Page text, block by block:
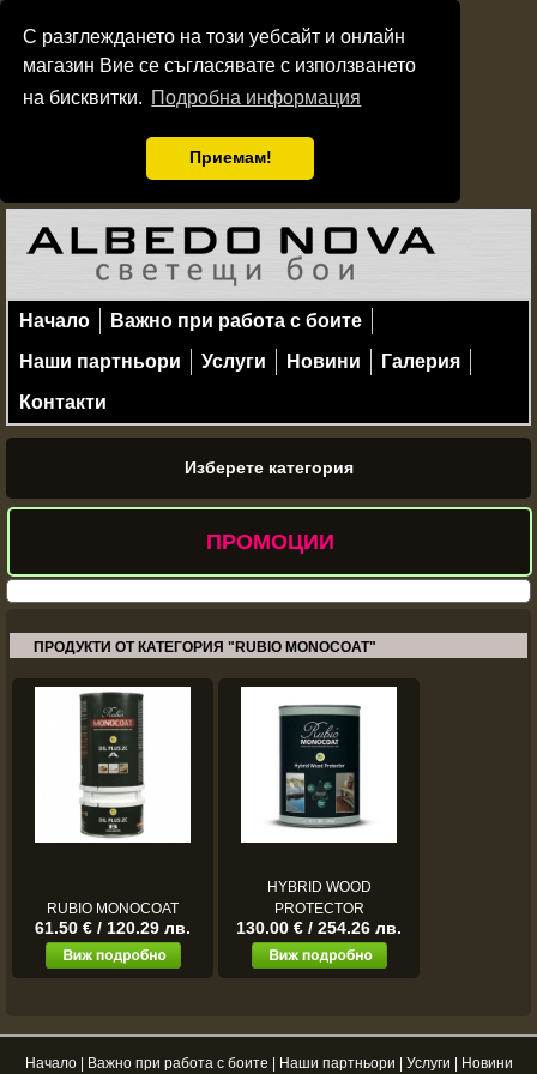
С разглеждането на този уебсайт и онлайн
магазин Вие се съгласявате с използването
на бисквитки. Подробна информация
Приемам!
Начало
Важно при работа с боите
Наши партньори
Услуги Новини
Галерия
Контакти
Изберете категория
ПРОМОЦИИ
ПРОДУКТИ ОТ КАТЕГОРИЯ "RUBIO MONOCOAT"
RUBIO MONOCOAT
61.50 € / 120.29 лв.
HYBRID WOOD
PROTECTOR
130.00 € / 254.26 лв.
Начало| Важно при работа с боите Наши партньори Услуги Новини